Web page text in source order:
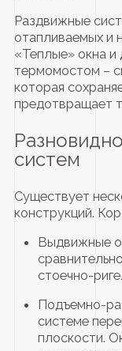
Раздвижные
отапливаемых и
«Теплые» окна
термомостом –
которая
предотвращает
систем
Существует
конструкций.
Выдвижные
стоечно-
Подъемно-
системе
плоскости.